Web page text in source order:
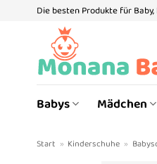
Die besten Produkte für
Babys Mädchen
Start » Kinderschuhe »